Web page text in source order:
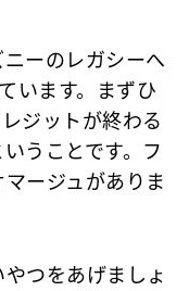
ーのレガシーへ
います。まずひ
ジットが終わる
うことです。フ
ージュがありま
つをあげましょ